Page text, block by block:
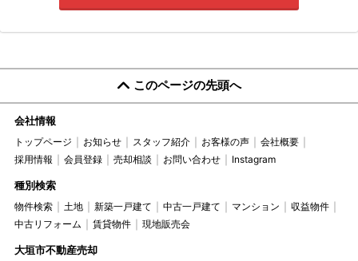
このページの先頭へ
会社情報
トップページ お知らせ スタッフ紹介 お客様の声
会社概要
採用情報
会員登録 売却相談 お問い合わせ Instagram
種別検索
物件検索 土地 新築一戸建て 中古一戸建て マンション
収益物件
中古リフォーム
賃貸物件 現地販売会
大垣市不動産売却